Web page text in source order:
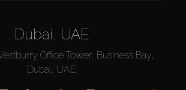
Dubai, UAE
Office Tower, Business Bay,
Dubai, UAE